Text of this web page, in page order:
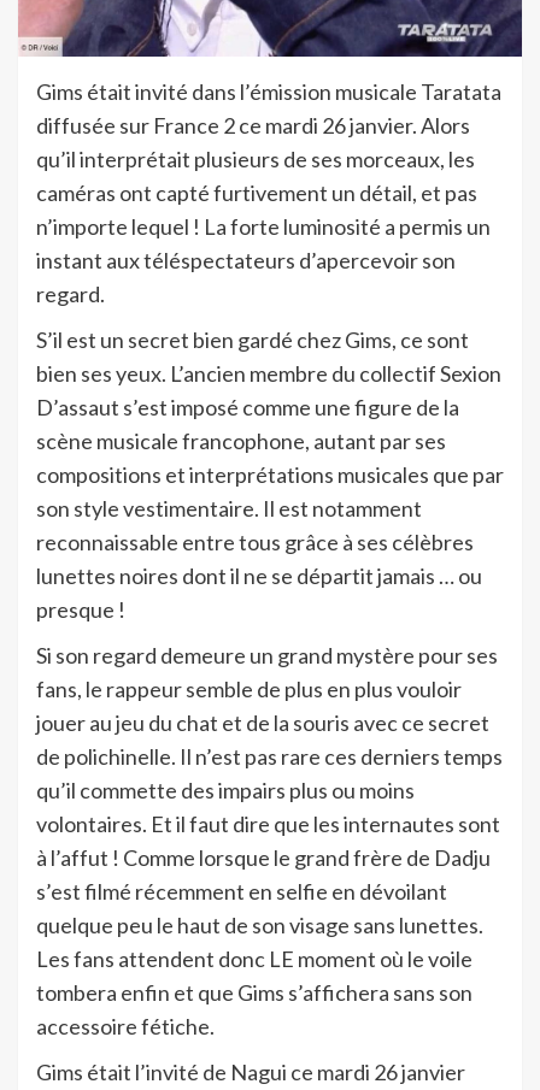
Gims était invité dans l’émission musicale Taratata
diffusée sur France 2 ce mardi 26 janvier. Alors
qu’il interprétait plusieurs de ses morceaux, les
caméras ont capté furtivement un détail, et pas
n’importe lequel ! La forte luminosité a permis un
instant aux téléspectateurs d’apercevoir son
regard.
S’il est un secret bien gardé chez Gims, ce sont
bien ses yeux. L’ancien membre du collectif Sexion
D’assaut s’est imposé comme une figure de la
scène musicale francophone, autant par ses
compositions et interprétations musicales que par
son style vestimentaire. Il est notamment
reconnaissable entre tous grâce à ses célèbres
lunettes noires dont il ne se départit jamais … ou
presque !
Si son regard demeure un grand mystère pour ses
fans, le rappeur semble de plus en plus vouloir
jouer au jeu du chat et de la souris avec ce secret
de polichinelle. Il n’est pas rare ces derniers temps
qu’il commette des impairs plus ou moins
volontaires. Et il faut dire que les internautes sont
à l’affut ! Comme lorsque le grand frère de Dadju
s’est filmé récemment en selfie en dévoilant
quelque peu le haut de son visage sans lunettes.
Les fans attendent donc LE moment où le voile
tombera enfin et que Gims s’affichera sans son
accessoire fétiche.
Gims était l’invité de Nagui ce mardi 26 janvier